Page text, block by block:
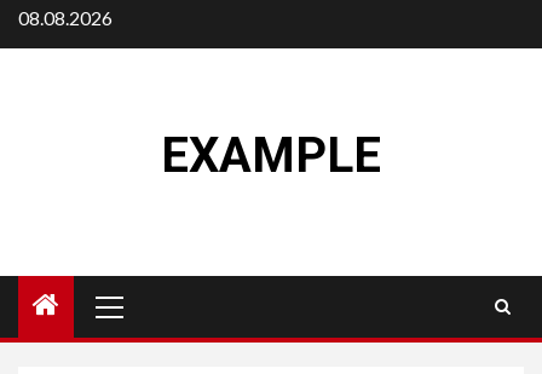
Перейти
к
08.08.2026
EXAMPLE
меню